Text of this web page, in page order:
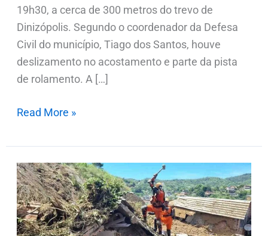
19h30, a cerca de 300 metros do trevo de
Dinizópolis. Segundo o coordenador da Defesa
Civil do município, Tiago dos Santos, houve
deslizamento no acostamento e parte da pista
de rolamento. A […]
Read More »
Bombeiros
encontram
corpo
de